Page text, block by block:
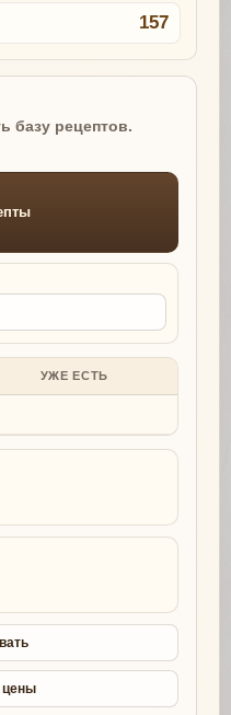
157
базу рецептов.
УЖЕ ЕСТЬ
цены